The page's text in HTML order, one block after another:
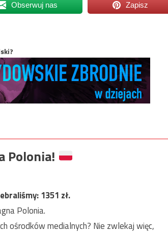
Obserwuj nas Zapisz
Polonia!
1351 zł.
Polonia.
ośrodków medialnych? Nie zwlekaj więc,